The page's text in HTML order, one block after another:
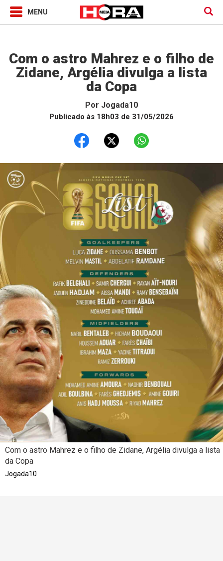
Com o astro Mahrez e o filho de
Zidane, Argélia divulga a lista
da Copa
Por Jogada10
Publicado às 18h03 de 31/05/2026
Com o astro Mahrez e o filho de Zidane, Argélia divulga a lista
da Copa
Jogada10